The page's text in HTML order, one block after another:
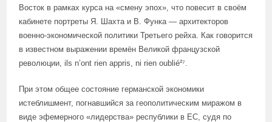
Восток в рамках курса на «смену эпох», что повесит в своём
кабинете портреты Я. Шахта и В. Функа — архитекторов
военно-экономической политики Третьего рейха. Как говорится
в известном выражении времён Великой французской
революции, ils n’ont rien appris, ni rien oublié²⁷.
При этом общее состояние германской экономики
истеблишмент, погнавшийся за геополитическим миражом в
виде эфемерного «лидерства» республики в ЕС, судя по